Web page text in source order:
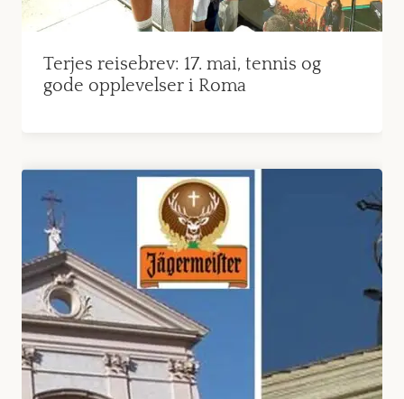
Terjes reisebrev: 17. mai, tennis og
gode opplevelser i Roma